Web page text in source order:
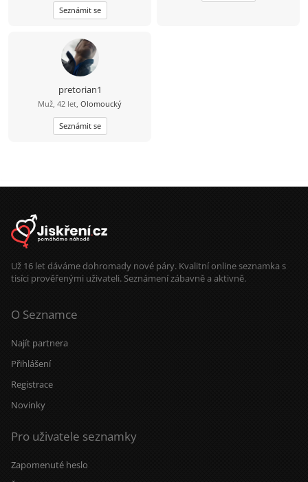
Seznámit se
pretorian1
Muž, 42 let, Olomoucký
Seznámit se
Už 16 let dáváme dohromady nové páry. Kvalitní online seznamka s
tisíci prověřenými uživateli. Seznámení zábavně a aktivně.
O Seznamce
Najít partnera
Přihlášení
Registrace
Novinky
Pro uživatele seznamky
Zapomenuté heslo